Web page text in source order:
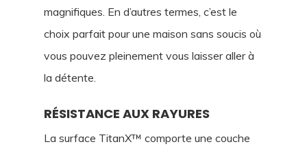
magnifiques. En d’autres termes, c’est le
choix parfait pour une maison sans soucis où
vous pouvez pleinement vous laisser aller à
la détente.
RÉSISTANCE AUX RAYURES
La surface TitanX™ comporte une couche